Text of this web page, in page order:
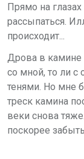
Прямо на глазах
рассыпаться.
происходит...
Дрова в камине
со мной, то ли
тенями. Но мне
треск камина
веки снова
поскорее